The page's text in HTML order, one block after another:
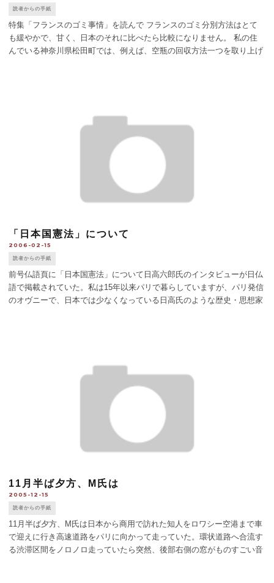
読者からの手紙
特集「フランスのゴミ事情」を読んで フランスのゴミ分別方法はとて
も緩やかで、甘く、日本のそれに比べたら比較になりません。 私の住
んでいる神奈川県松田町では、例えば、空瓶の回収方法一つを取り上げ
「日本国憲法」について
2006-02-15
読者からの手紙
前号仏語頁に「日本国憲法」について日高六郎氏のインタビューが日仏
語で掲載されていた。私は15年以来パリで暮らしていますが、パリ発信
のオヴニーで、日本では少なくなっている日高氏のような歴史・思想家
11月半ば夕方、M氏は
2005-12-15
読者からの手紙
11月半ば夕方、M氏は日本から商用で訪れた知人をロワシー空港まで車
で迎えに行き高速道路をパリに向かって走っていた。環状道路へ合流す
る渋滞区間をノロノロ走っていたら突然、後部右側の窓がものすごい音